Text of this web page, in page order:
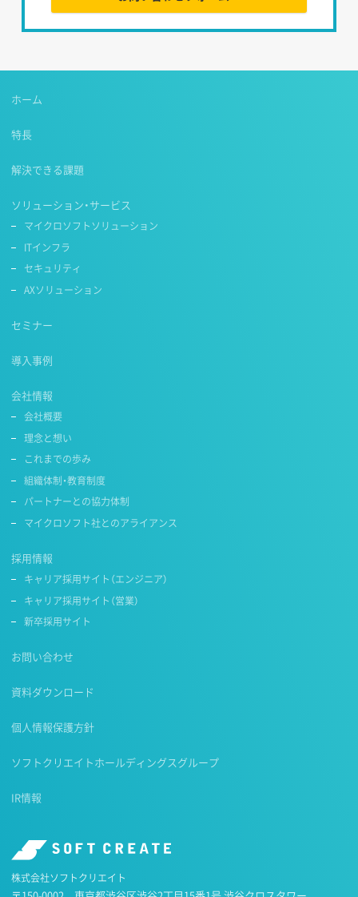
株式会社ソフトクリエイト
ホーム
特長
解決できる課題
ソリューション・サービス
マイクロソフトソリューション
ITインフラ
セキュリティ
AXソリューション
セミナー
導入事例
会社情報
会社概要
理念と想い
これまでの歩み
組織体制・教育制度
パートナーとの協力体制
マイクロソフト社とのアライアンス
採用情報
キャリア採用サイト（エンジニア）
キャリア採用サイト（営業）
新卒採用サイト
お問い合わせ
資料ダウンロード
個人情報保護方針
ソフトクリエイトホールディングスグループ
IR情報